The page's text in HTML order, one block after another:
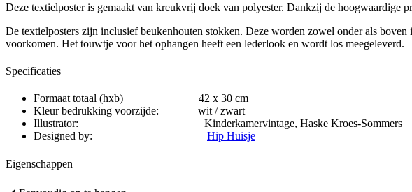
Deze textielposter is gemaakt van kreukvrij doek van polyester. Dankzij de hoogwaardige
De textielposters zijn inclusief beukenhouten stokken. Deze worden zowel onder als
voorkomen. Het touwtje voor het ophangen heeft een lederlook en wordt los meegeleverd.
Specificaties
Formaat totaal (hxb) 42 x 30 cm
Kleur bedrukking voorzijde: wit / zwart
Illustrator: Kinderkamervintage, Haske Kroes-Sommers
Designed by: Hip Huisje
Eigenschappen